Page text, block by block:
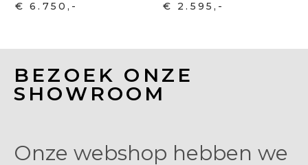
€ 6.750,- € 2.595,-
BEZOEK ONZE
SHOWROOM
Onze webshop hebben we